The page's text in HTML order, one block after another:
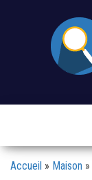
Accueil » Maison »